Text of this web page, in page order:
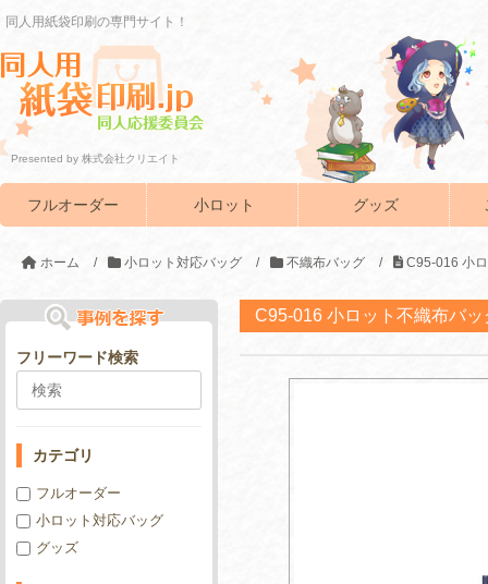
同人用紙袋印刷の専門サイト！
Presented by 株式会社クリエイト
フルオーダー 小ロット グッズ
ホーム / 小ロット対応バッグ / 不織布バッグ / C95-016 小
C95-016 小ロット不織布バッ
フリーワード検索
カテゴリ
フルオーダー
小ロット対応バッグ
グッズ